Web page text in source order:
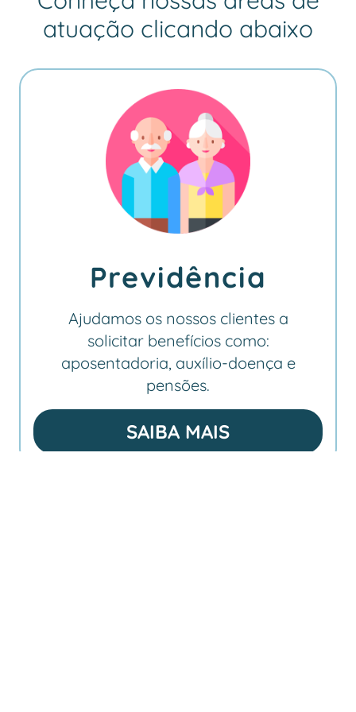
atuação clicando abaixo
Previdência
Ajudamos os nossos clientes a
solicitar benefícios como:
aposentadoria, auxílio-doença e
pensões.
SAIBA MAIS